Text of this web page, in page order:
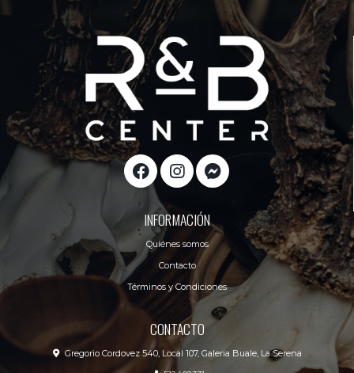
INFORMACIÓN
Quiénes somos
Contacto
Términos y Condiciones
CONTACTO
Gregorio Cordovez 540, Local 107, Galeria Buale, La Serena